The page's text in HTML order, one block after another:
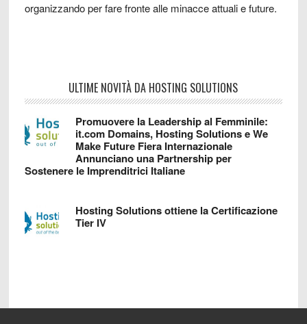
organizzando per fare fronte alle minacce attuali e future.
ULTIME NOVITÀ DA HOSTING SOLUTIONS
Promuovere la Leadership al Femminile:
it.com Domains, Hosting Solutions e We
Make Future Fiera Internazionale
Annunciano una Partnership per
Sostenere le Imprenditrici Italiane
Hosting Solutions ottiene la Certificazione
Tier IV